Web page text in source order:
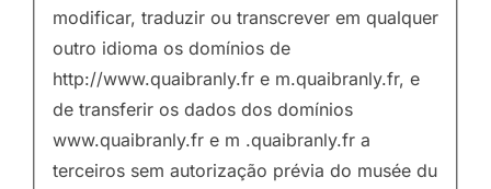
modificar, traduzir ou transcrever em qualquer
outro idioma os domínios de
http://www.quaibranly.fr e m.quaibranly.fr, e
de transferir os dados dos domínios
www.quaibranly.fr e m .quaibranly.fr a
terceiros sem autorização prévia do musée du